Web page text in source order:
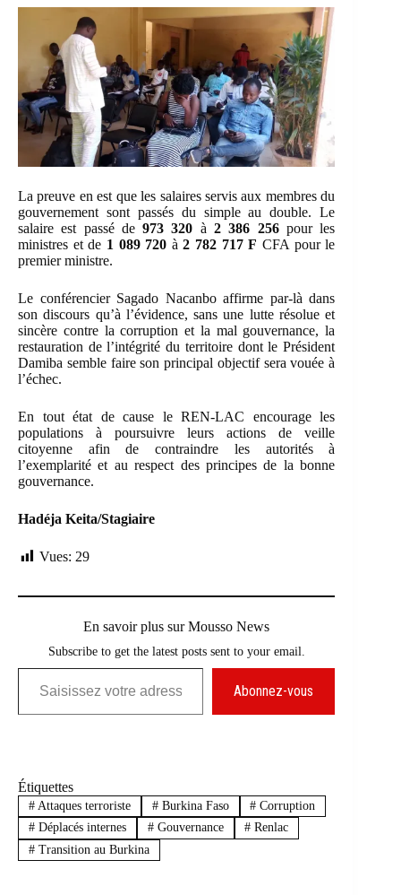
La preuve en est que les salaires servis aux membres du
gouvernement sont passés du simple au double. Le
salaire est passé de973 320 à2 386 256pour les
ministres et de 1 089 720 à2 782 717 F CFA pour le
premier ministre.
Le conférencier Sagado Nacanbo affirme par-là dans
son discours qu’à l’évidence, sans une lutte résolue et
sincère contre la corruption et la mal gouvernance, la
restauration de l’intégrité du territoire dont le Président
Damiba semble faire son principal objectif sera vouée à
l’échec.
En tout état de cause le REN-LAC encourage les
populations à poursuivre leurs actions de veille
citoyenne afin de contraindre les autorités à
l’exemplarité et au respect des principes de la bonne
gouvernance.
Hadéja Keita/Stagiaire
Vues: 29
En savoir plus sur Mousso News
Subscribe to get the latest posts sent to your email.
Saisissez votre adresse e-mail…
Abonnez-vous
Étiquettes
#Attaques terroriste #Burkina Faso # Corruption
#Déplacés internes #Gouvernance # Renlac
#Transition au Burkina